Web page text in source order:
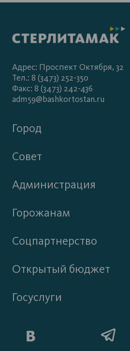
Адрес: Проспект Октября, 32
Тел.: 8 (3473) 252-350
Факс: 8 (3473) 242-436
adm59@bashkortostan.ru
Город
Совет
Администрация
Горожанам
Соцпартнерство
Открытый бюджет
Госуслуги